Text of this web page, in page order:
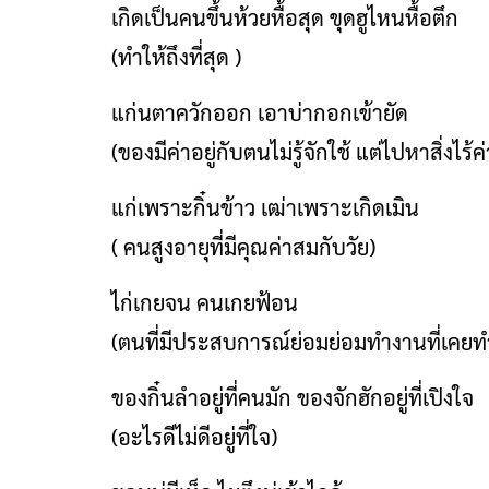
เกิดเป็นคนขึ้นห้วยหื้อสุด ขุดฮูไหนหื้อตึก
(ทำให้ถึงที่สุด )
แก่นตาควักออก เอาบ่ากอกเข้ายัด
(ของมีค่าอยู่กับตนไม่รู้จักใช้ แต่ไปหาสิ่งไร้
แก่เพราะกิ๋นข้าว เฒ่าเพราะเกิดเมิน
( คนสูงอายุที่มีคุณค่าสมกับวัย)
ไก่เกยจน คนเกยฟ้อน
(ตนที่มีประสบการณ์ย่อมย่อมทำงานที่เคยท
ของกิ๋นลำอยู่ที่คนมัก ของจักฮักอยู่ที่เปิงใจ
(อะไรดีไม่ดีอยู่ที่ใจ)